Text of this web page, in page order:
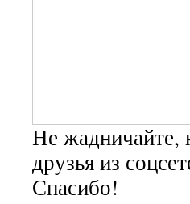
Не жадничайте,
друзья из
Спасибо!